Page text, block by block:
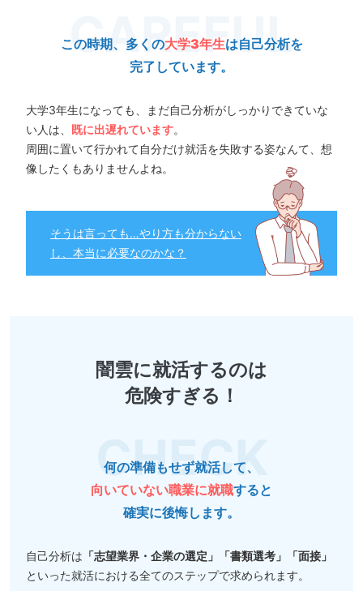
この時期、多くの大学3年生は自己分析を
完了しています。
大学3年生になっても、まだ自己分析がしっかりできていな
い人は、 既に出遅れています。
周囲に置いて行かれて自分だけ就活を失敗する姿なんて、想
像したくもありませんよね。
そうは言っても…やり方も分からない
し、本当に必要なのかな？
闇雲に就活するのは
危険すぎる！
何の準備もせず就活して、
向いていない職業に就職すると
確実に後悔します。
自己分析は 「志望業界・企業の選定」「書類選考」「面接」
といった就活における全てのステップで求められます。